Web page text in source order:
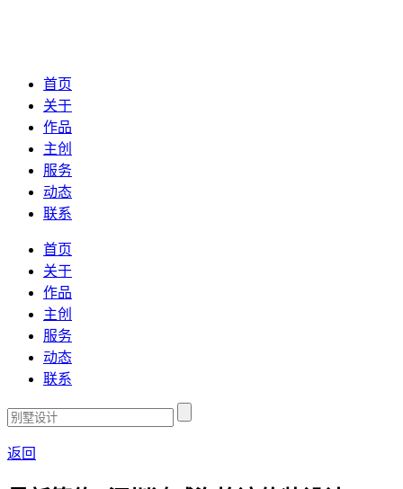
首页
关于
作品
主创
服务
动态
联系
首页
关于
作品
主创
服务
动态
联系
返回